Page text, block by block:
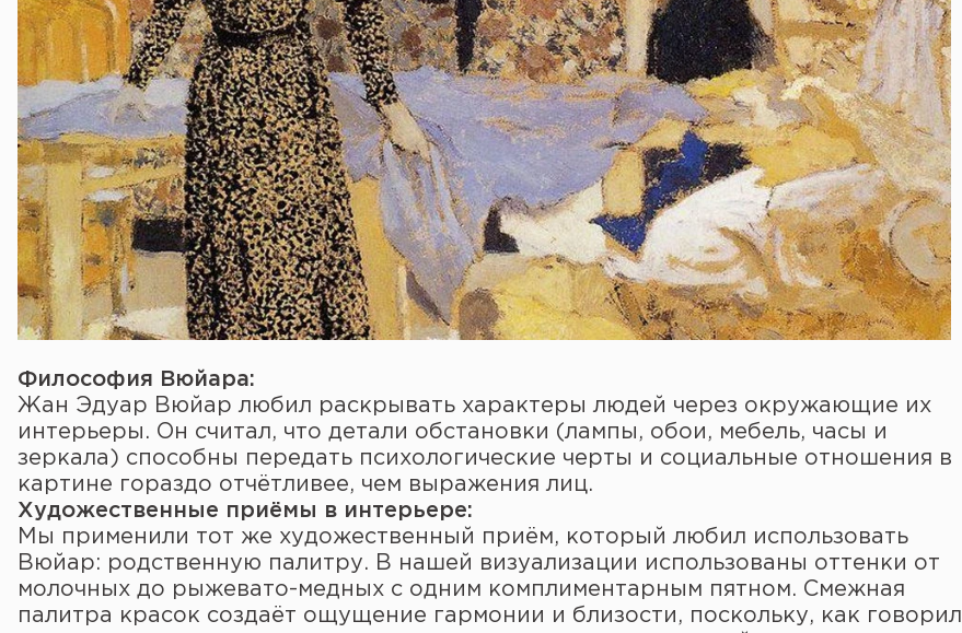
Философия Вюйара:
Жан Эдуар Вюйар любил раскрывать характеры людей через окружающие их
интерьеры. Он считал, что детали обстановки (лампы, обои, мебель, часы и
зеркала) способны передать психологические черты и социальные отношения в
картине гораздо отчётливее, чем выражения лиц.
Художественные приёмы в интерьере:
Мы применили тот же художественный приём, который любил использовать
Вюйар: родственную палитру. В нашей визуализации использованы оттенки от
молочных до рыжевато-медных с одним комплиментарным пятном. Смежная
палитра красок создаёт ощущение гармонии и близости, поскольку, как говорил